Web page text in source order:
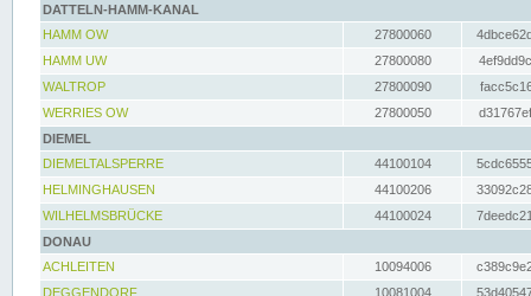
DATTELN-HAMM-KANAL
HAMM OW
27800060
HAMM UW
27800080
WALTROP
27800090
WERRIES OW
27800050
DIEMEL
DIEMELTALSPERRE
44100104
HELMINGHAUSEN
44100206
WILHELMSBRÜCKE
44100024
DONAU
ACHLEITEN
10094006
DEGGENDORF
10081004